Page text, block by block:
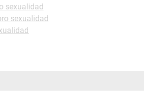
sexualidad
sexualidad